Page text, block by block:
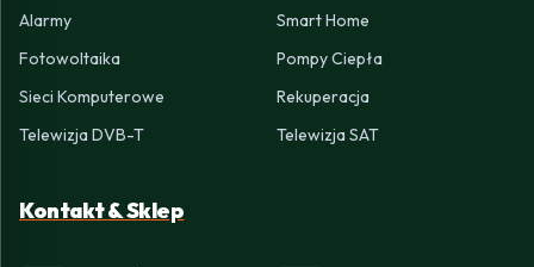
Alarmy
Smart Home
Fotowoltaika
Pompy Ciepła
Sieci Komputerowe
Rekuperacja
Telewizja DVB-T
Telewizja SAT
Kontakt & Sklep